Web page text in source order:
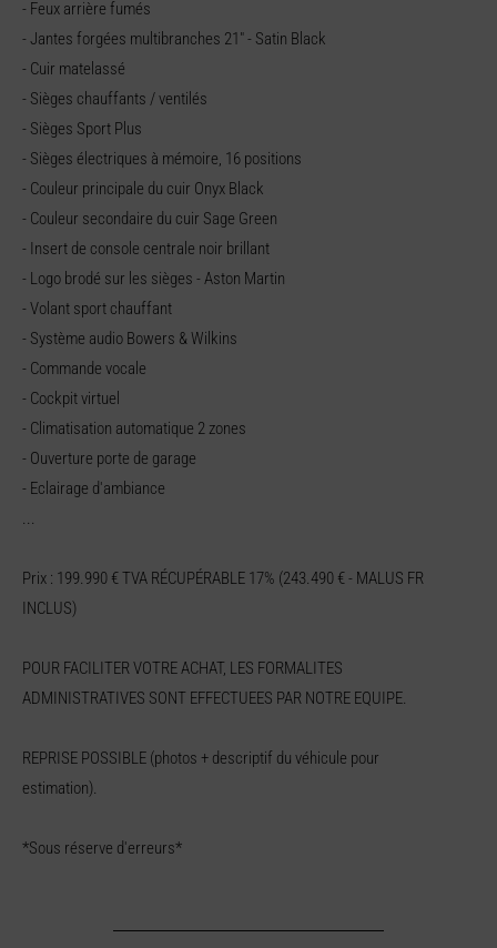
- Feux arrière fumés
- Jantes forgées multibranches 21" - Satin Black
- Cuir matelassé
- Sièges chauffants / ventilés
- Sièges Sport Plus
- Sièges électriques à mémoire, 16 positions
- Couleur principale du cuir Onyx Black
- Couleur secondaire du cuir Sage Green
- Insert de console centrale noir brillant
- Logo brodé sur les sièges - Aston Martin
- Volant sport chauffant
- Système audio Bowers & Wilkins
- Commande vocale
- Cockpit virtuel
- Climatisation automatique 2 zones
- Ouverture porte de garage
- Eclairage d'ambiance
...
Prix : 199.990 € TVA RÉCUPÉRABLE 17% (243.490 € - MALUS FR
INCLUS)
POUR FACILITER VOTRE ACHAT, LES FORMALITES
ADMINISTRATIVES SONT EFFECTUEES PAR NOTRE EQUIPE.
REPRISE POSSIBLE (photos + descriptif du véhicule pour
estimation).
*Sous réserve d'erreurs*